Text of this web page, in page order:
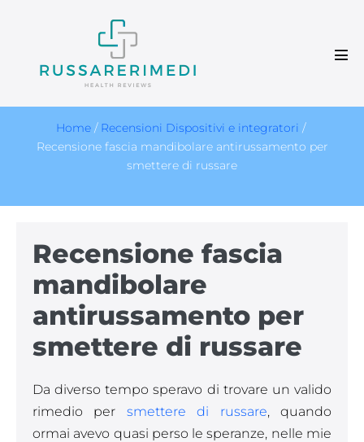
Home/ Recensioni Dispositivi e integratori /
Recensione fascia mandibolare antirussamento per
smettere di russare
Recensione fascia
mandibolare
antirussamento per
smettere di russare
Da diverso tempo speravo di trovare un valido
rimedio per smettere di russare, quando
ormai avevo quasi perso le speranze, nelle mie